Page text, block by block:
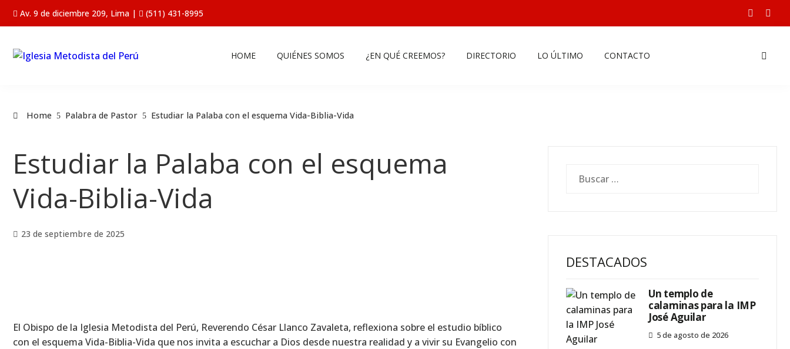
Av. 9 de diciembre 209, Lima | (511) 431-8995
HOME QUIÉNES SOMOS ¿EN QUÉ CREEMOS? DIRECTORIO LO ÚLTIMO CONTACTO
Home Palabra de Pastor Estudiar la Palaba con el esquema Vida-Biblia-Vida
Estudiar la Palaba con el esquema
Vida-Biblia-Vida
23 de septiembre de 2025
El Obispo de la Iglesia Metodista del Perú, Reverendo César Llanco Zavaleta, reflexiona sobre el estudio bíblico
con el esquema Vida-Biblia-Vida que nos invita a escuchar a Dios desde nuestra realidad y a vivir su Evangelio con
DESTACADOS
Un templo de
calaminas para la IMP
José Aguilar
5 de agosto de 2026